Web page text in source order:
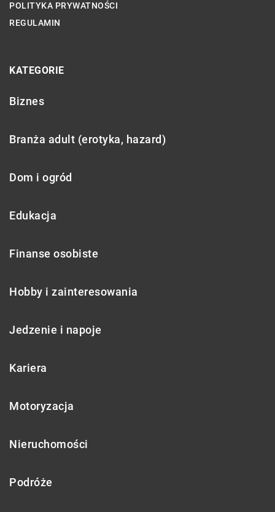
POLITYKA PRYWATNOŚCI
REGULAMIN
KATEGORIE
Biznes
Branża adult (erotyka, hazard)
Dom i ogród
Edukacja
Finanse osobiste
Hobby i zainteresowania
Jedzenie i napoje
Kariera
Motoryzacja
Nieruchomości
Podróże